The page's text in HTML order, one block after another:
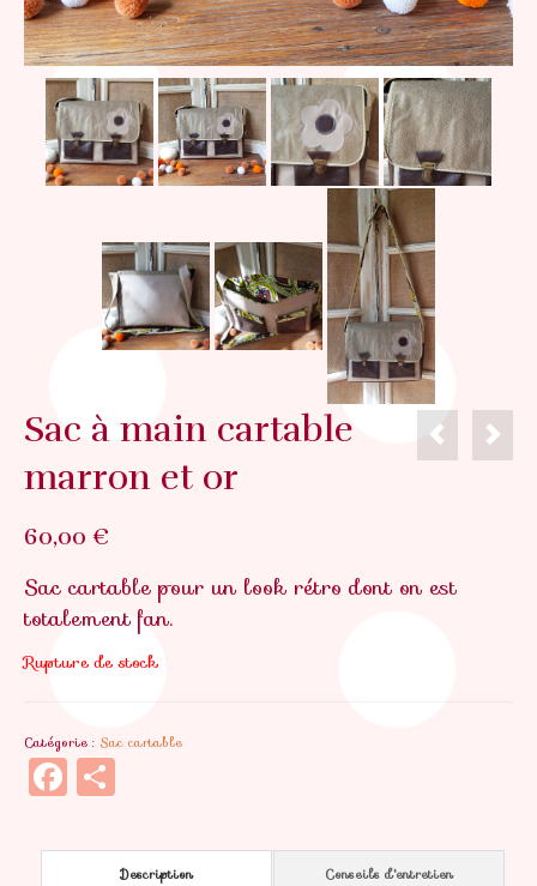
Sac à main cartable
marron et or
60,00 €
Sac cartable pour un look rétro dont on est
totalement fan.
Rupture de stock
Catégorie : Sac cartable
Facebook
Description Conseils d'entretien